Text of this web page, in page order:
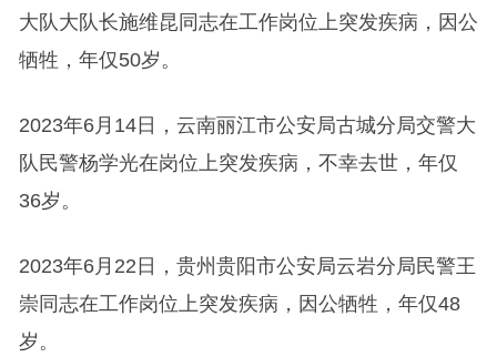
大队大队长施维昆同志在工作岗位上突发疾病，因公
牺牲，年仅50岁。
2023年6月14日，云南丽江市公安局古城分局交警大
队民警杨学光在岗位上突发疾病，不幸去世，年仅
36岁。
2023年6月22日，贵州贵阳市公安局云岩分局民警王
崇同志在工作岗位上突发疾病，因公牺牲，年仅48
岁。